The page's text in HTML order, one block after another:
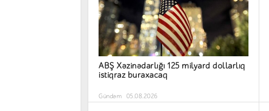
ABŞ Xəzinədarlığı 125 milyard dollarlıq
istiqraz buraxacaq
Gündəm 05.08.2026